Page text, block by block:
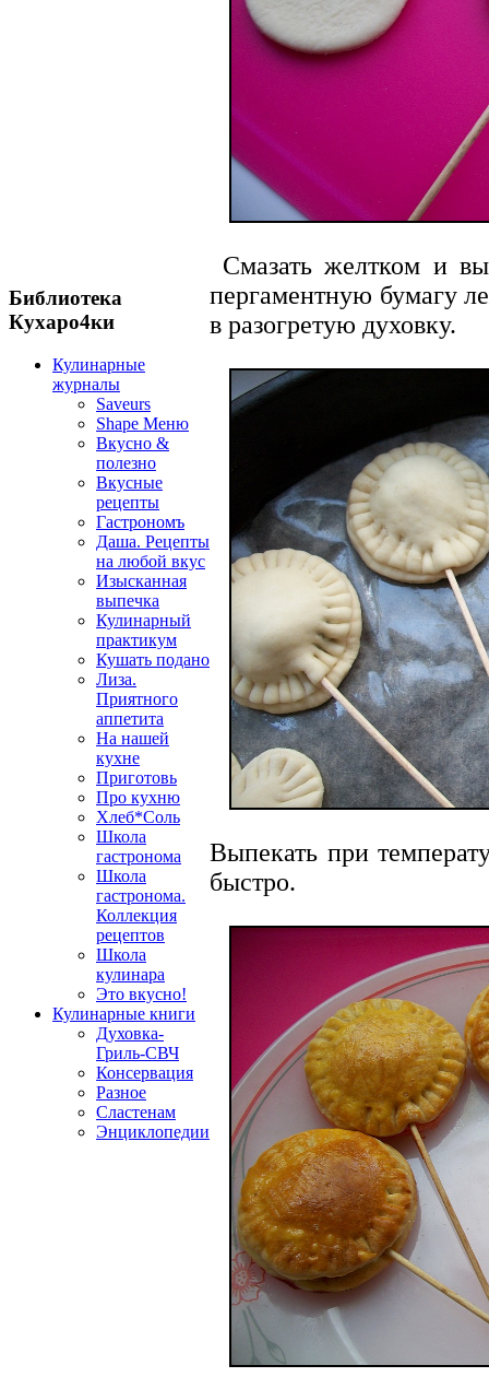
Библиотека
Кухаро4ки
Кулинарные
журналы
Saveurs
Shape Меню
Вкусно &
полезно
Вкусные
рецепты
Гастрономъ
Даша. Рецепты
на любой вкус
Изысканная
выпечка
Кулинарный
практикум
Кушать подано
Лиза.
Приятного
аппетита
На нашей
кухне
Приготовь
Про кухню
Хлеб*Соль
Школа
гастронома
Школа
гастронома.
Коллекция
рецептов
Школа
кулинара
Это вкусно!
Кулинарные книги
Духовка-
Гриль-СВЧ
Консервация
Разное
Сластенам
Энциклопедии
Смазать желтком и
пергаментную бумагу
в разогретую духовку.
Выпекать при
быстро.